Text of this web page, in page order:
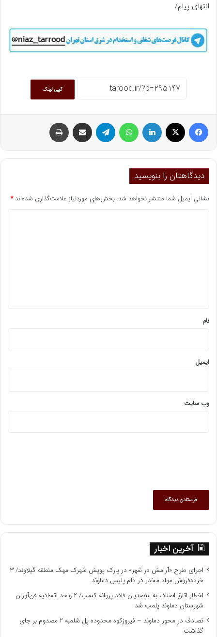
انتهای پیام/
کپی لینک
ایکس
دیدگاهتان را بنویسید
نشانی ایمیل شما منتشر نخواهد شد. بخش‌های موردنیاز علامت‌گذاری شده‌اند*
نام
ایمیل
وب‌ سایت
آخرین اخبار
اجرای طرح «آرامش در شهر» در پارک پویش شهرک مهک منطقه گیلاوند/ ۳
خرده‌فروش مواد مخدر در دام پلیس دماوند
اخطار اتاق اصناف به متصدیان فاقد پروانه کسب/ ۲ واحد اتحادیه فن‌آوران
شهرستان دماوند پلمب شد
تصادف در محور دماوند – فیروزکوه محدوده پل شلمبه ۲ مصدوم بر جای
گذاشت